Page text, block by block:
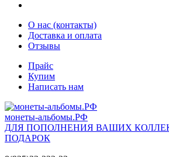
О нас (контакты)
Доставка и оплата
Отзывы
Прайс
Купим
Написать нам
монеты-альбомы.РФ
ДЛЯ ПОПОЛНЕНИЯ ВАШИХ
ПОДАРОК